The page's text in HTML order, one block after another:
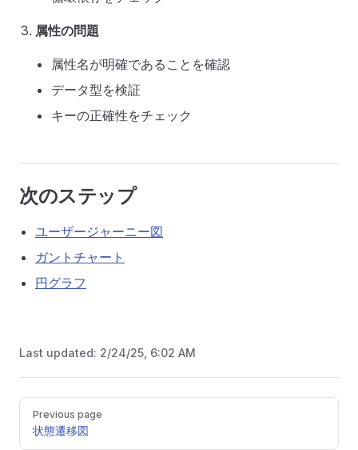
属性の問題
属性名が明確であることを確認
データ型を検証
キーの正確性をチェック
次のステップ
ユーザージャーニー図
ガントチャート
円グラフ
Last updated: 2/24/25, 6:02 AM
Pager
Previous page
状態遷移図